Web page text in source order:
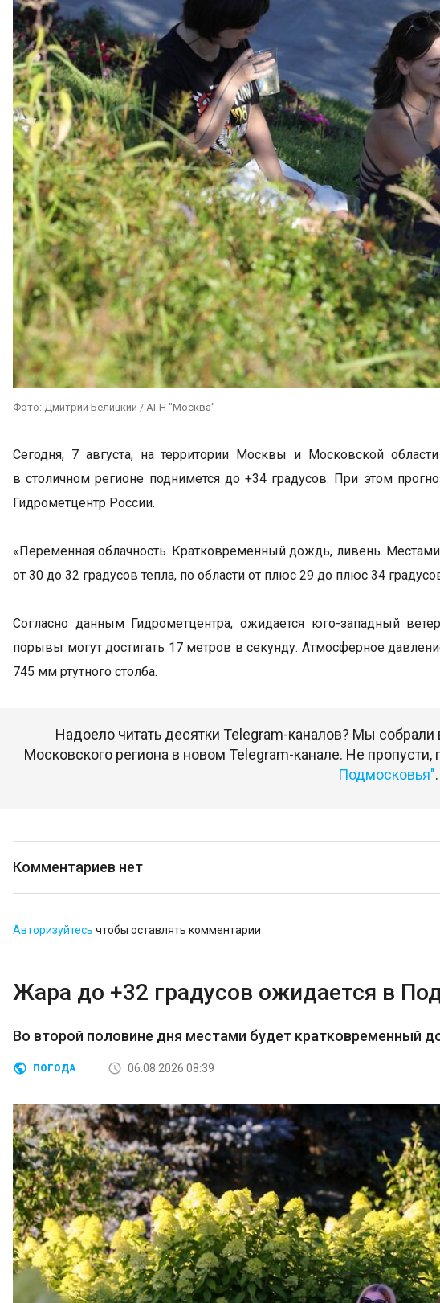
Фото: Дмитрий Белицкий / АГН "Москва"
Сегодня, 7 августа, на территории Москвы и Московской
в столичном регионе поднимется до +34 градусов. При этом
Гидрометцентр России.
«Переменная облачность. Кратковременный дождь, ливень.
от 30 до 32 градусов тепла, по области от плюс 29 до плюс 34
Согласно данным Гидрометцентра, ожидается юго-западный
порывы могут достигать 17 метров в секунду. Атмосферное
745 мм ртутного столба.
Надоело читать десятки Telegram-каналов? Мы
Московского региона в новом Telegram-канале. Не
Подмосковья".
Комментариев нет
Авторизуйтесь чтобы оставлять комментарии
Жара до +32 градусов ожидается в
Во второй половине дня местами будет кратковременный
ПОГОДА 06.08.2026 08:39